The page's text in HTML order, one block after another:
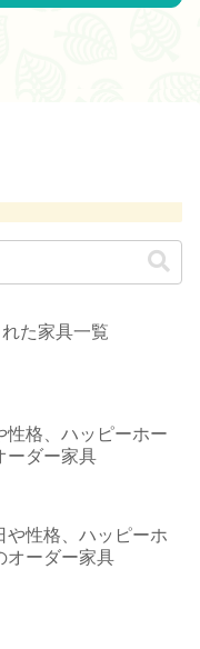
た家具一覧
性格、ハッピーホー
ーダー家具
や性格、ハッピーホ
オーダー家具